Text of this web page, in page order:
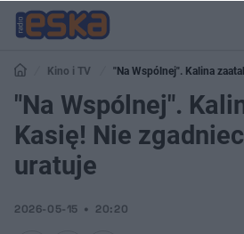
Kino i TV
"Na Wspólnej". Kalina
uratuje
"Na Wspólnej".
Kasię! Nie
uratuje
2026-05-15 20:20